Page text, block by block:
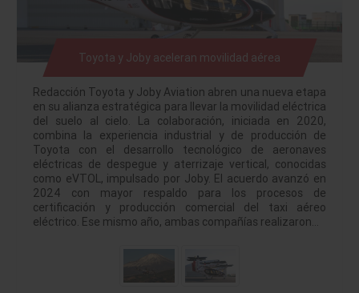
Toyota y Joby aceleran movilidad aérea
Redacción Toyota y Joby Aviation abren una nueva etapa
en su alianza estratégica para llevar la movilidad eléctrica
del suelo al cielo. La colaboración, iniciada en 2020,
combina la experiencia industrial y de producción de
Toyota con el desarrollo tecnológico de aeronaves
eléctricas de despegue y aterrizaje vertical, conocidas
como eVTOL, impulsado por Joby. El acuerdo avanzó en
2024 con mayor respaldo para los procesos de
certificación y producción comercial del taxi aéreo
eléctrico. Ese mismo año, ambas compañías realizaron…